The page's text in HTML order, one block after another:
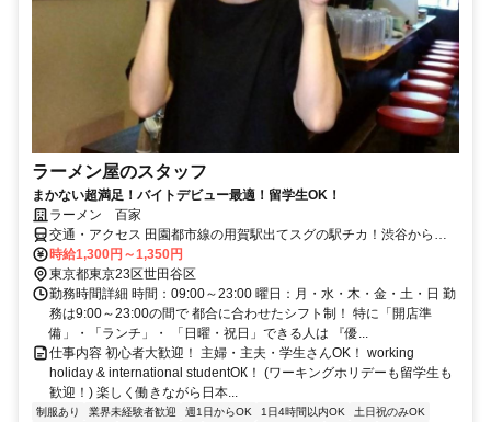
ラーメン屋のスタッフ
まかない超満足！バイトデビュー最適！留学生OK！
ラーメン 百家
交通・アクセス 田園都市線の用賀駅出てスグの駅チカ！渋谷から最
短11分、二子玉川から2分。東京エリアはもちろん、神奈川エリアか
らも通勤ラクラク！！
時給1,300円～1,350円
東京都東京23区世田谷区
勤務時間詳細 時間：09:00～23:00 曜日：月・水・木・金・土・日 勤
務は9:00～23:00の間で 都合に合わせたシフト制！ 特に「開店準
備」・「ランチ」・ 「日曜・祝日」できる人は 『優...
仕事内容 初心者大歓迎！ 主婦・主夫・学生さんOK！ working
holiday & international studentOК！ (ワーキングホリデーも留学生も
歓迎！) 楽しく働きながら日本...
制服あり 業界未経験者歓迎 週1日からOK 1日4時間以内OK
土日祝のみOK